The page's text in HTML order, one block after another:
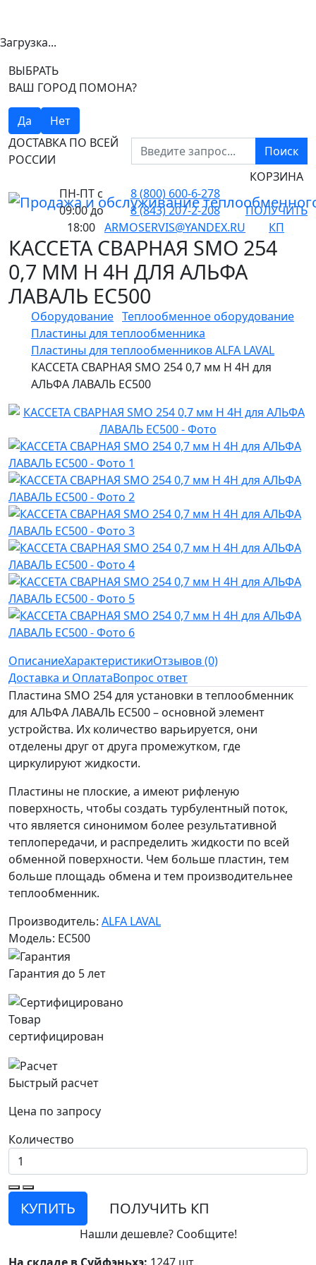
Загрузка...
ВЫБРАТЬ
ВАШ ГОРОД ПОМОНА?
Да
Нет
ДОСТАВКА ПО ВСЕЙ
РОССИИ
Поиск
ПН-ПТ с
09:00 до
18:00
8 (800) 600-6-278
8 (843) 207-2-208
ARMOSERVIS@YANDEX.RU
КОРЗИНА
ПОЛУЧИТЬ
КП
КАССЕТА СВАРНАЯ SMO 254
0,7 ММ H 4H ДЛЯ АЛЬФА
ЛАВАЛЬ EC500
Оборудование Теплообменное оборудование
Пластины для теплообменника
Пластины для теплообменников ALFA LAVAL
КАССЕТА СВАРНАЯ SMO 254 0,7 мм H 4H для
АЛЬФА ЛАВАЛЬ EC500
ОписаниеХарактеристикиОтзывов (0)
Доставка и ОплатаВопрос ответ
Пластина SMO 254 для установки в теплообменник
для АЛЬФА ЛАВАЛЬ EC500 – основной элемент
устройства. Их количество варьируется, они
отделены друг от друга промежутком, где
циркулируют жидкости.
Пластины не плоские, а имеют рифленую
поверхность, чтобы создать турбулентный поток,
что является синонимом более результативной
теплопередачи, и распределить жидкости по всей
обменной поверхности. Чем больше пластин, тем
больше площадь обмена и тем производительнее
теплообменник.
Производитель: ALFA LAVAL
Модель: EC500
Гарантия до 5 лет
Товар
сертифицирован
Быстрый расчет
Цена по запросу
Количество
КУПИТЬ ПОЛУЧИТЬ КП
Нашли дешевле? Сообщите!